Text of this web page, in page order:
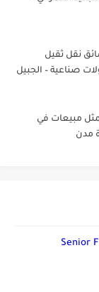
نقل ثقيل
صناعية – الجبيل
مبيعات في
مدن
Senior